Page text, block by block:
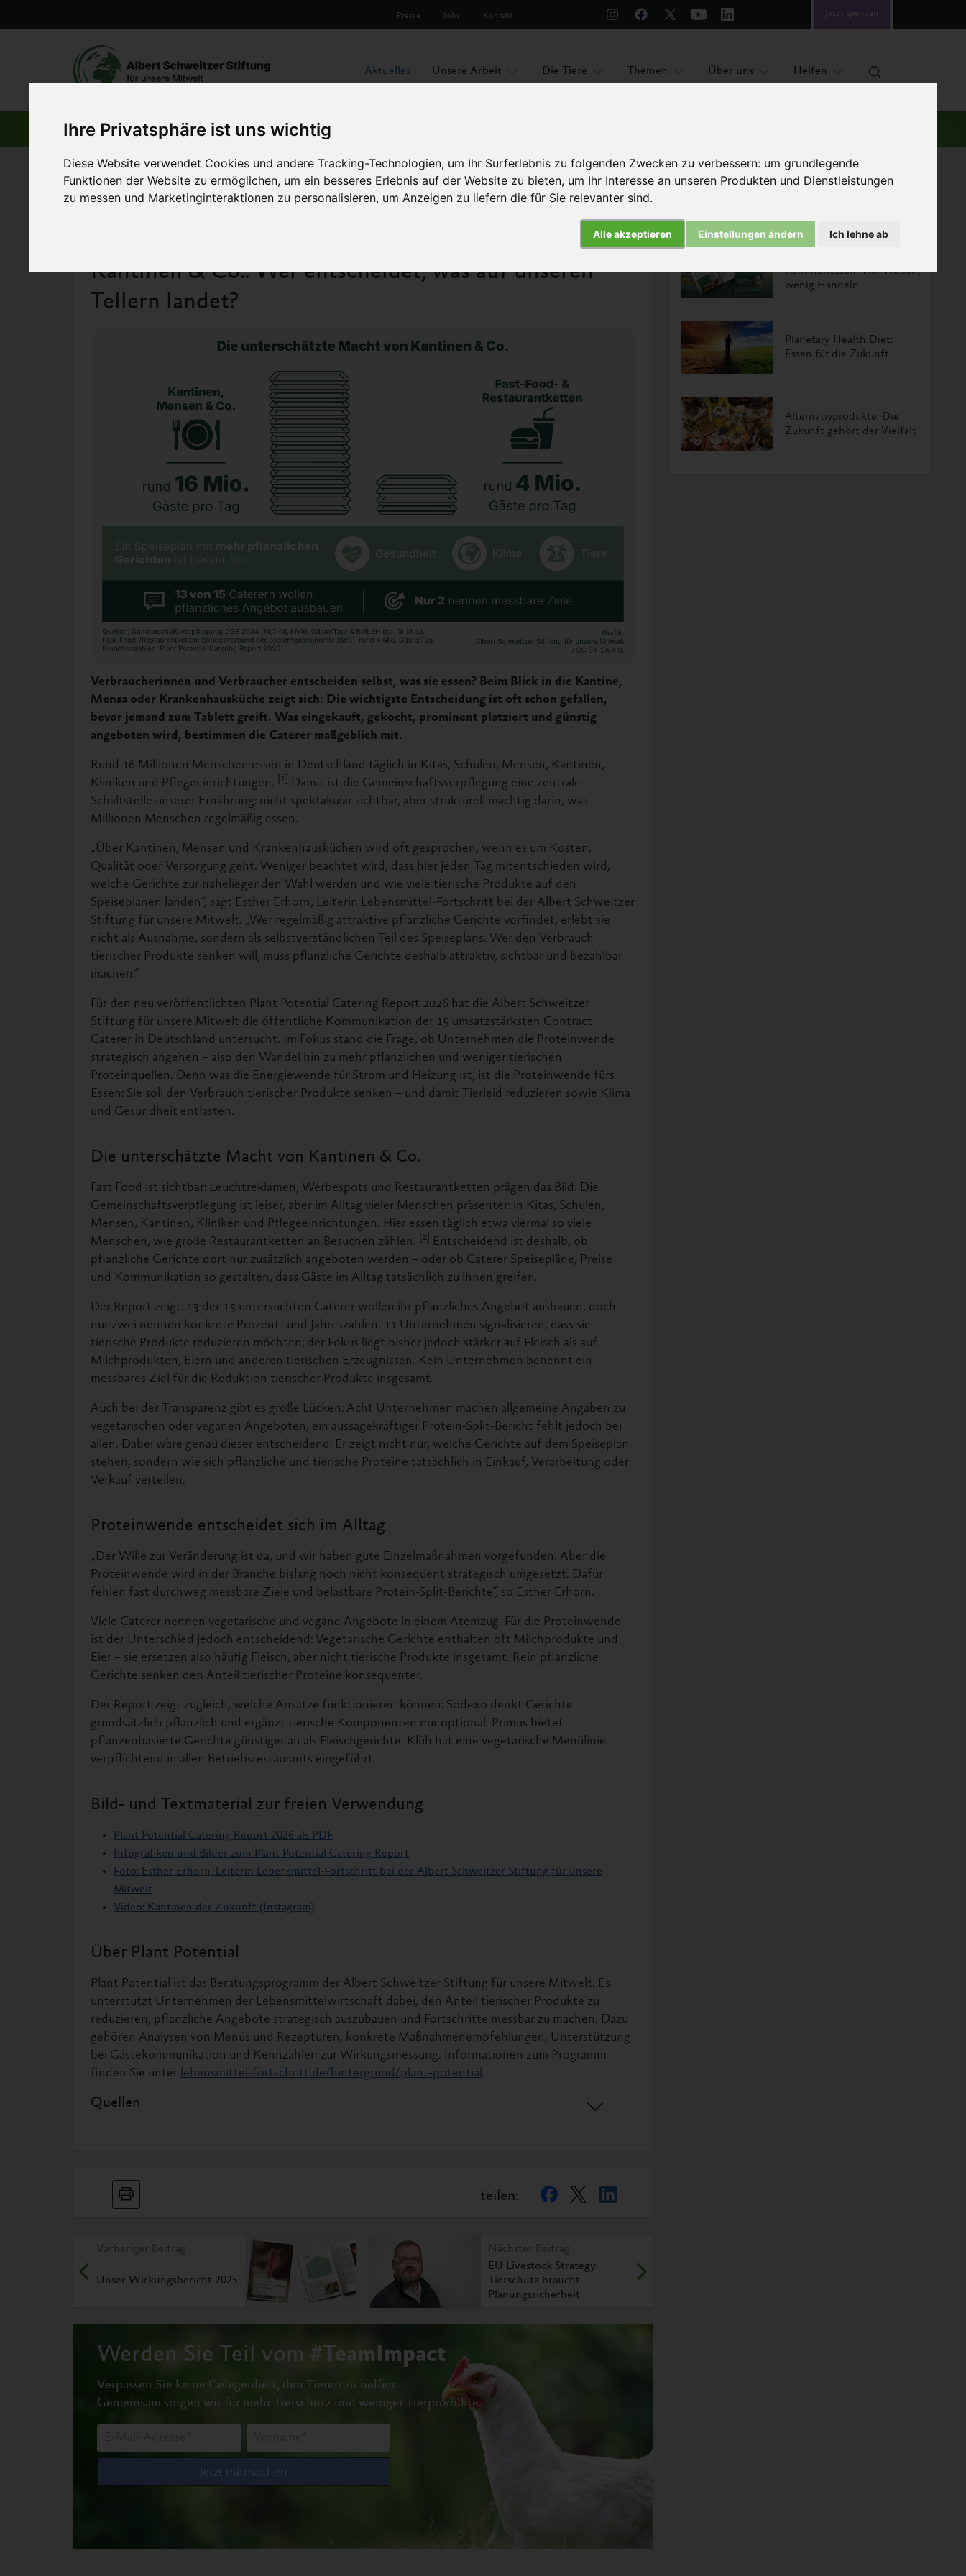
Ihre Privatsphäre ist uns wichtig
Diese Website verwendet Cookies und andere Tracking-Technologien, um Ihr Surferlebnis zu folgenden Zwecken zu verbessern: um grundlegende
Funktionen der Website zu ermöglichen, um ein besseres Erlebnis auf der Website zu bieten, um Ihr Interesse an unseren Produkten und Dienstleistungen
zu messen und Marketinginteraktionen zu personalisieren, um Anzeigen zu liefern die für Sie relevanter sind.
Alle akzeptieren Ich lehne ab
Einstellungen ändern
Aktuelles Unsere Arbeit Die Tiere Themen Über uns Helfen
Presse Jobs Kontakt Jetzt spenden
AKTUELLE BEITRÄGE
Startseite> Aktuelles>Kantinen & Co.: Wer entscheidet, was auf unseren Tellern landet?
Pressemitteilung
Kantinen & Co.: Wer entscheidet, was auf unseren
Tellern landet?
Verbraucherinnen und Verbraucher entscheiden selbst, was sie essen? Beim Blick in die Kantine,
Mensa oder Krankenhausküche zeigt sich: Die wichtigste Entscheidung ist oft schon gefallen,
bevor jemand zum Tablett greift. Was eingekauft, gekocht, prominent platziert und günstig
angeboten wird, bestimmen die Caterer maßgeblich mit.
Rund 16 Millionen Menschen essen in Deutschland täglich in Kitas, Schulen, Mensen, Kantinen,
Kliniken und Pflegeeinrichtungen.
[1]
Damit ist die Gemeinschaftsverpflegung eine zentrale
Schaltstelle unserer Ernährung: nicht spektakulär sichtbar, aber strukturell mächtig darin, was
Millionen Menschen regelmäßig essen.
„Über Kantinen, Mensen und Krankenhausküchen wird oft gesprochen, wenn es um Kosten,
Qualität oder Versorgung geht. Weniger beachtet wird, dass hier jeden Tag mitentschieden wird,
welche Gerichte zur naheliegenden Wahl werden und wie viele tierische Produkte auf den
Speiseplänen landen“, sagt Esther Erhorn, Leiterin Lebensmittel-Fortschritt bei der Albert Schweitzer
Stiftung für unsere Mitwelt. „Wer regelmäßig attraktive pflanzliche Gerichte vorfindet, erlebt sie
nicht als Ausnahme, sondern als selbstverständlichen Teil des Speiseplans. Wer den Verbrauch
tierischer Produkte senken will, muss pflanzliche Gerichte deshalb attraktiv, sichtbar und bezahlbar
machen.“
Für den neu veröffentlichten Plant Potential Catering Report 2026 hat die Albert Schweitzer
Stiftung für unsere Mitwelt die öffentliche Kommunikation der 15 umsatzstärksten Contract
Caterer in Deutschland untersucht. Im Fokus stand die Frage, ob Unternehmen die Proteinwende
strategisch angehen – also den Wandel hin zu mehr pflanzlichen und weniger tierischen
Proteinquellen. Denn was die Energiewende für Strom und Heizung ist, ist die Proteinwende fürs
Essen: Sie soll den Verbrauch tierischer Produkte senken – und damit Tierleid reduzieren sowie Klima
und Gesundheit entlasten.
Die unterschätzte Macht von Kantinen & Co.
Fast Food ist sichtbar: Leuchtreklamen, Werbespots und Restaurantketten prägen das Bild. Die
Gemeinschaftsverpflegung ist leiser, aber im Alltag vieler Menschen präsenter: in Kitas, Schulen,
Mensen, Kantinen, Kliniken und Pflegeeinrichtungen. Hier essen täglich etwa viermal so viele
Menschen, wie große Restaurantketten an Besuchen zählen.
[2]
Entscheidend ist deshalb, ob
pflanzliche Gerichte dort nur zusätzlich angeboten werden – oder ob Caterer Speisepläne, Preise
und Kommunikation so gestalten, dass Gäste im Alltag tatsächlich zu ihnen greifen.
Der Report zeigt: 13 der 15 untersuchten Caterer wollen ihr pflanzliches Angebot ausbauen, doch
nur zwei nennen konkrete Prozent- und Jahreszahlen. 11 Unternehmen signalisieren, dass sie
tierische Produkte reduzieren möchten; der Fokus liegt bisher jedoch stärker auf Fleisch als auf
Milchprodukten, Eiern und anderen tierischen Erzeugnissen. Kein Unternehmen benennt ein
messbares Ziel für die Reduktion tierischer Produkte insgesamt.
Auch bei der Transparenz gibt es große Lücken: Acht Unternehmen machen allgemeine Angaben zu
vegetarischen oder veganen Angeboten, ein aussagekräftiger Protein-Split-Bericht fehlt jedoch bei
allen. Dabei wäre genau dieser entscheidend: Er zeigt nicht nur, welche Gerichte auf dem Speiseplan
stehen, sondern wie sich pflanzliche und tierische Proteine tatsächlich in Einkauf, Verarbeitung oder
Verkauf verteilen.
Proteinwende entscheidet sich im Alltag
„Der Wille zur Veränderung ist da, und wir haben gute Einzelmaßnahmen vorgefunden. Aber die
Proteinwende wird in der Branche bislang noch nicht konsequent strategisch umgesetzt. Dafür
fehlen fast durchweg messbare Ziele und belastbare Protein-Split-Berichte“, so Esther Erhorn.
Viele Caterer nennen vegetarische und vegane Angebote in einem Atemzug. Für die Proteinwende
ist der Unterschied jedoch entscheidend: Vegetarische Gerichte enthalten oft Milchprodukte und
Eier – sie ersetzen also häufig Fleisch, aber nicht tierische Produkte insgesamt. Rein pflanzliche
Gerichte senken den Anteil tierischer Proteine konsequenter.
Der Report zeigt zugleich, welche Ansätze funktionieren können: Sodexo denkt Gerichte
grundsätzlich pflanzlich und ergänzt tierische Komponenten nur optional. Primus bietet
pflanzenbasierte Gerichte günstiger an als Fleischgerichte. Klüh hat eine vegetarische Menülinie
verpflichtend in allen Betriebsrestaurants eingeführt.
Bild- und Textmaterial zur freien Verwendung
Plant Potential Catering Report 2026 als PDF
Infografiken und Bilder zum Plant Potential Catering Report
Foto: Esther Erhorn, Leiterin Lebensmittel-Fortschritt bei der Albert Schweitzer Stiftung für unsere
Mitwelt
Video: Kantinen der Zukunft (Instagram)
Über Plant Potential
Plant Potential ist das Beratungsprogramm der Albert Schweitzer Stiftung für unsere Mitwelt. Es
unterstützt Unternehmen der Lebensmittelwirtschaft dabei, den Anteil tierischer Produkte zu
reduzieren, pflanzliche Angebote strategisch auszubauen und Fortschritte messbar zu machen. Dazu
gehören Analysen von Menüs und Rezepturen, konkrete Maßnahmenempfehlungen, Unterstützung
bei Gästekommunikation und Kennzahlen zur Wirkungsmessung. Informationen zum Programm
finden Sie unter lebensmittel-fortschritt.de/hintergrund/plant-potential.
Quellen
[2] Bundesverband der Systemgastronomie e. V., Jahresbericht 2024/25.
bundesverband-systemgastronomie.de/der-bds/jahresbericht.html
teilen:
Vorheriger Beitrag
Unser Wirkungsbericht 2025
Nächster Beitrag
EU Livestock Strategy:
Tierschutz braucht
Planungssicherheit
Werden Sie Teil vom #TeamImpact
Verpassen Sie keine Gelegenheit, den Tieren zu helfen.
Gemeinsam sorgen wir für mehr Tierschutz und weniger Tierprodukte.
Das könnte Sie auch interessieren
Kantinenessen: Viel Wollen,
wenig Handeln
Planetary Health Diet:
Essen für die Zukunft
Alternativprodukte: Die
Zukunft gehört der Vielfalt